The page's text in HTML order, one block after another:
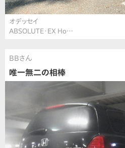
オデッセイ
ABSOLUTE・EX Ho…
BBさん
唯一無二の相棒